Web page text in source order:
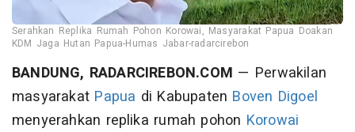
Serahkan Replika Rumah Pohon Korowai, Masyarakat Papua Doakan
KDM Jaga Hutan Papua-Humas Jabar-radarcirebon
BANDUNG, RADARCIREBON.COM — Perwakilan
masyarakat Papua di Kabupaten Boven Digoel
menyerahkan replika rumah pohon Korowai